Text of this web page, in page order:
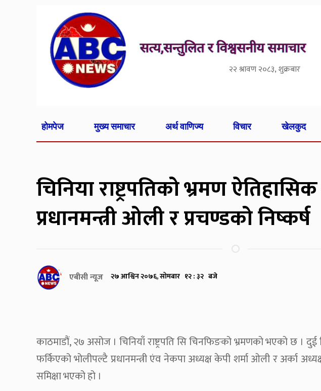
२२ श्रावण २०८३, शुक्रबार
होमपेज मुख्य समाचार अर्थ वाणिज्य विचार खेलकुद
चिनिया राष्ट्रपतिको भ्रमण
प्रधानमन्त्री ओली र प्रचण्डको निष्कर्ष
एबीसी न्यूज २७ आश्विन २०७६, सोमबार १२ : ३२ बजे
काठमाडौं, २७ असोज । चिनियाँ राष्ट्रपति सि चिनफिङको भ्रमणको भएको छ ।
फर्किएको भोलीपल्टै प्रधानमन्त्री एंव नेकपा अध्यक्ष केपी शर्मा ओली र अर्का
समिक्षा भएको हो ।